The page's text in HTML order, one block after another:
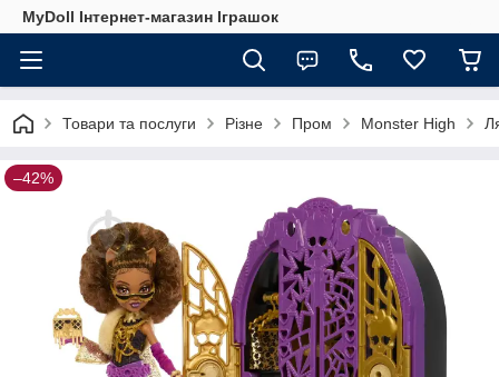
MyDoll Інтернет-магазин Іграшок
Товари та послуги Різне Пром Monster High
–42%